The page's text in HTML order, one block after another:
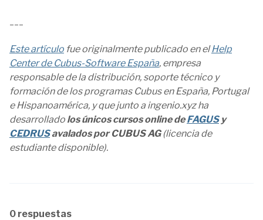
Este artículo fue originalmente publicado en elHelp
Center de Cubus-Software España, empresa
responsable de la distribución, soporte técnico y
formación de los programas Cubus en España, Portugal
e Hispanoamérica, y que junto a ingenio.xyz ha
desarrollado los únicos cursos online deFAGUSy
CEDRUSavalados por CUBUS AG(licencia de
estudiante disponible).
0 respuestas